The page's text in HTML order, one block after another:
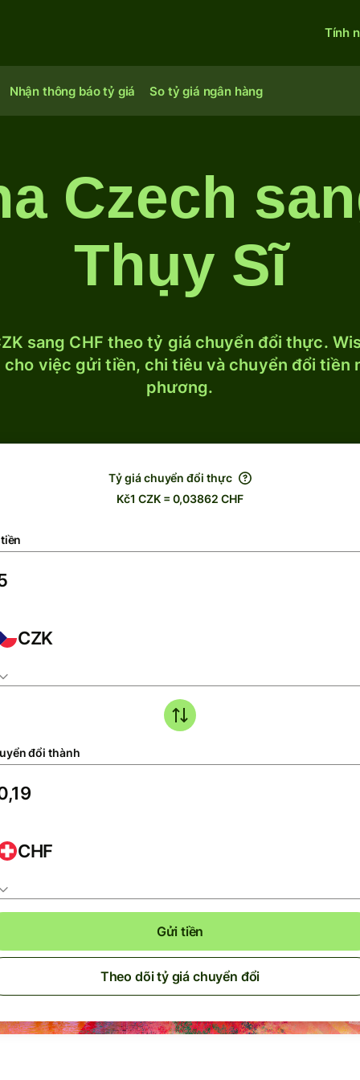
Tính
Nhận thông báo tỷ giá So tỷ giá ngân hàng
Czech
Thụy Sĩ
sang CHF theo tỷ giá chuyển đổi thực.
việc gửi tiền, chi tiêu và chuyển đổi tiền
phương.
Tỷ giá chuyển đổi thực
Kč1 CZK = 0,03862 CHF
CZK
đổi thành
CHF
Gửi tiền
Theo dõi tỷ giá chuyển đổi